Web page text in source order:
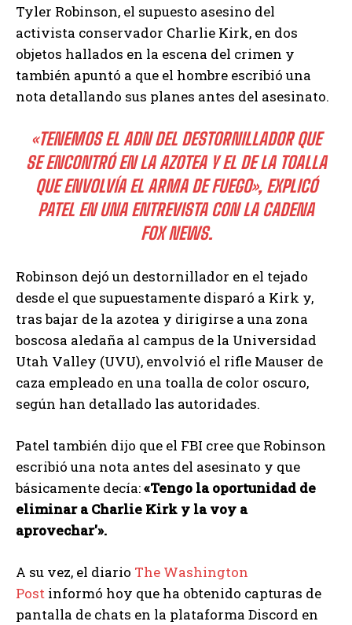
Tyler Robinson, el supuesto asesino del
activista conservador Charlie Kirk, en dos
objetos hallados en la escena del crimen y
también apuntó a que el hombre escribió una
nota detallando sus planes antes del asesinato.
«TENEMOS EL ADN DEL DESTORNILLADOR QUE
SE ENCONTRÓ EN LA AZOTEA Y EL DE LA TOALLA
QUE ENVOLVÍA EL ARMA DE FUEGO», EXPLICÓ
PATEL EN UNA ENTREVISTA CON LA CADENA
FOX NEWS.
Robinson dejó un destornillador en el tejado
desde el que supuestamente disparó a Kirk y,
tras bajar de la azotea y dirigirse a una zona
boscosa aledaña al campus de la Universidad
Utah Valley (UVU), envolvió el rifle Mauser de
caza empleado en una toalla de color oscuro,
según han detallado las autoridades.
Patel también dijo que el FBI cree que Robinson
escribió una nota antes del asesinato y que
básicamente decía:«Tengo la oportunidad de
eliminar a Charlie Kirk y la voy a
aprovechar'».
A su vez, el diario The Washington
Post informó hoy que ha obtenido capturas de
pantalla de chats en la plataforma Discord en